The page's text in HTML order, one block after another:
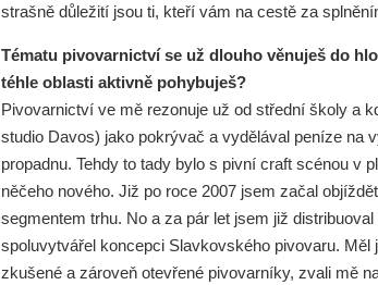
strašně důležití jsou ti, kteří vám na cestě za
Tématu pivovarnictví se už dlouho věnuješ do
téhle oblasti aktivně pohybuješ?
Pivovarnictví ve mě rezonuje už od střední školy a
studio Davos) jako pokrývač a vydělával peníze na
propadnu. Tehdy to tady bylo s pivní craft scénou v
něčeho nového. Již po roce 2007 jsem začal
segmentem trhu. No a za pár let jsem již
spoluvytvářel koncepci Slavkovského pivovaru.
zkušené a zároveň otevřené pivovarníky, zvali mě